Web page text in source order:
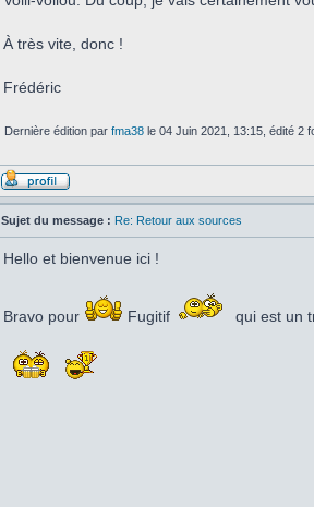
À très vite, donc !
Frédéric
Dernière édition par fma38 le 04 Juin 2021, 13:15, édité 2
Sujet du message : Re: Retour aux sources
Hello et bienvenue ici !
Bravo pour Fugitif qui est un